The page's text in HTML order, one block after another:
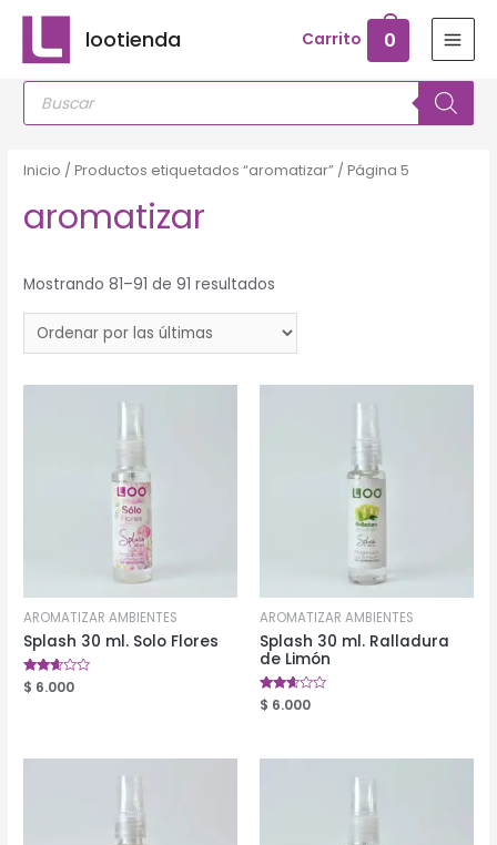
contenido
lootienda Carrito 0
Búsqueda
Inicio /Productos etiquetados “aromatizar” / Página 5
aromatizar
Mostrando 81–91 de 91 resultados
AROMATIZAR AMBIENTES
Splash 30 ml. Solo Flores
Valorado
en
$ 6.000
AROMATIZAR AMBIENTES
Splash 30 ml. Ralladura
de Limón
Valorado
en
$ 6.000